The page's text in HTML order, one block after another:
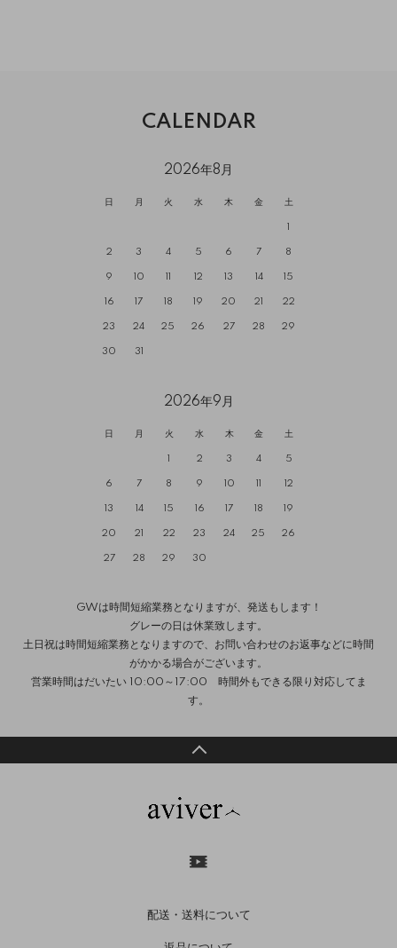
CALENDAR
2026年8月
日 月 火 水 木 金 土
1
2 3 4 5 6 7 8
9 10 11 12 13 14 15
16 17 18 19 20 21 22
23 24 25 26 27 28 29
30 31
2026年9月
日 月 火 水 木 金 土
1 2 3 4 5
6 7 8 9 10 11 12
13 14 15 16 17 18 19
20 21 22 23 24 25 26
27 28 29 30
GWは時間短縮業務となりますが、発送もします！
グレーの日は休業致します。
土日祝は時間短縮業務となりますので、お問い合わせのお返事などに時間
がかかる場合がございます。
営業時間はだいたい 10:00～17:00 時間外もできる限り対応してま
す。
配送・送料について